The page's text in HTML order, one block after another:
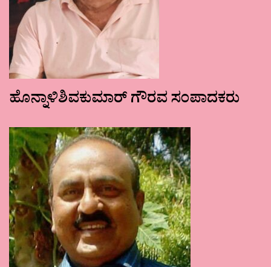
ಹೊನ್ನಾಳಿಶಿವಕುಮಾರ್ ಗೌರವ ಸಂಪಾದಕರು